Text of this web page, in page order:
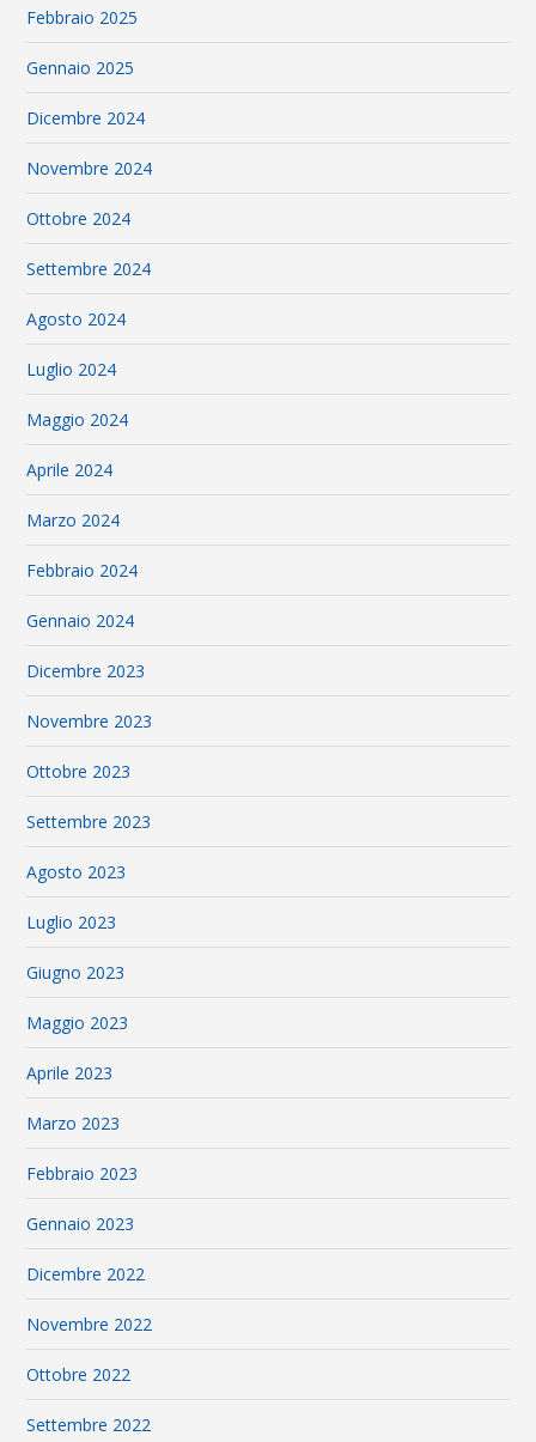
Febbraio 2025
Gennaio 2025
Dicembre 2024
Novembre 2024
Ottobre 2024
Settembre 2024
Agosto 2024
Luglio 2024
Maggio 2024
Aprile 2024
Marzo 2024
Febbraio 2024
Gennaio 2024
Dicembre 2023
Novembre 2023
Ottobre 2023
Settembre 2023
Agosto 2023
Luglio 2023
Giugno 2023
Maggio 2023
Aprile 2023
Marzo 2023
Febbraio 2023
Gennaio 2023
Dicembre 2022
Novembre 2022
Ottobre 2022
Settembre 2022